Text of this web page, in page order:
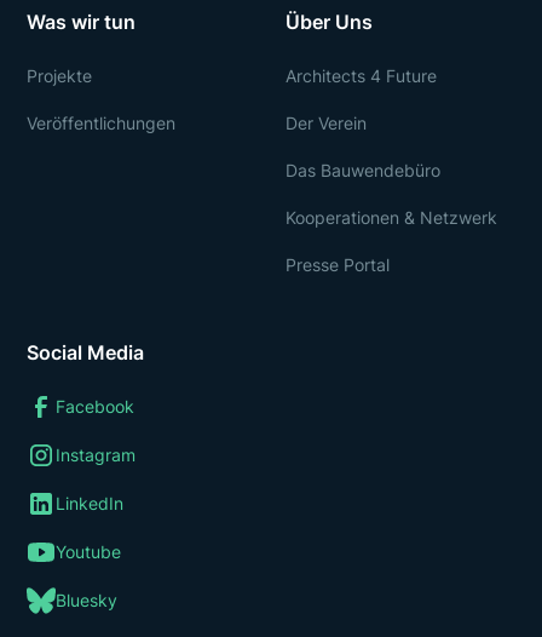
Social Media
Facebook
Instagram
LinkedIn
Youtube
Bluesky
Was wir tun
Projekte
Veröffentlichungen
Über Uns
Architects 4 Future
Der Verein
Das Bauwendebüro
Kooperationen & Netzwerk
Presse Portal